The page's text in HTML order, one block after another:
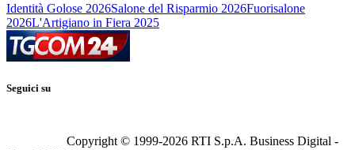
Identità Golose 2026Salone del Risparmio 2026Fuorisalone
2026L'Artigiano in Fiera 2025
Seguici su
Copyright © 1999-2026 RTI S.p.A. Business Digital -